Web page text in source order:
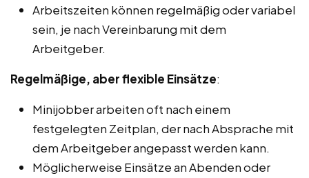
Arbeitszeiten können regelmäßig oder variabel
sein, je nach Vereinbarung mit dem
Arbeitgeber.
Regelmäßige, aber flexible Einsätze:
Minijobber arbeiten oft nach einem
festgelegten Zeitplan, der nach Absprache mit
dem Arbeitgeber angepasst werden kann.
Möglicherweise Einsätze an Abenden oder